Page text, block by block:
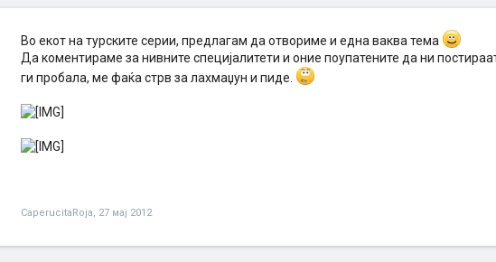
Во екот на турските серии, предлагам да отвориме и една ваква тема
Да коментираме за нивните специјалитети и оние поупатените да ни
ги пробала, ме фаќа стрв за лахмаџун и пиде.
CaperucitaRoja, 27 мај 2012